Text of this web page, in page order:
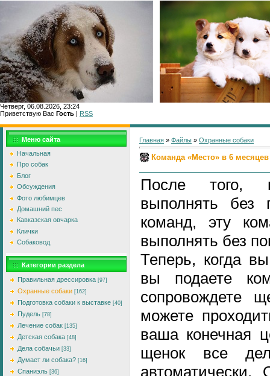
Четверг, 06.08.2026, 23:24
Приветствую Вас Гость | RSS
Меню сайта
Начальная
Про собак
Блог
Обсуждения
Фото любимцев
Домашний пес
Кавказская овчарка
Клички
Собаковод
Категории раздела
Правильная дрессировка [97]
Охранные собаки [162]
Подготовка собаки к выставке [40]
Пудель [78]
Лечение собак [135]
Детская собака [48]
Дела собачьи [33]
Думает ли собака? [16]
Спаниэль [36]
Главная » Файлы » Охранные собаки
Команда «Место» в 6 месяцев
После того,
выполнять без
команд, эту
выполнять без
Теперь, когда
вы подаете
сопровождете
можете
ваша конечная
щенок все